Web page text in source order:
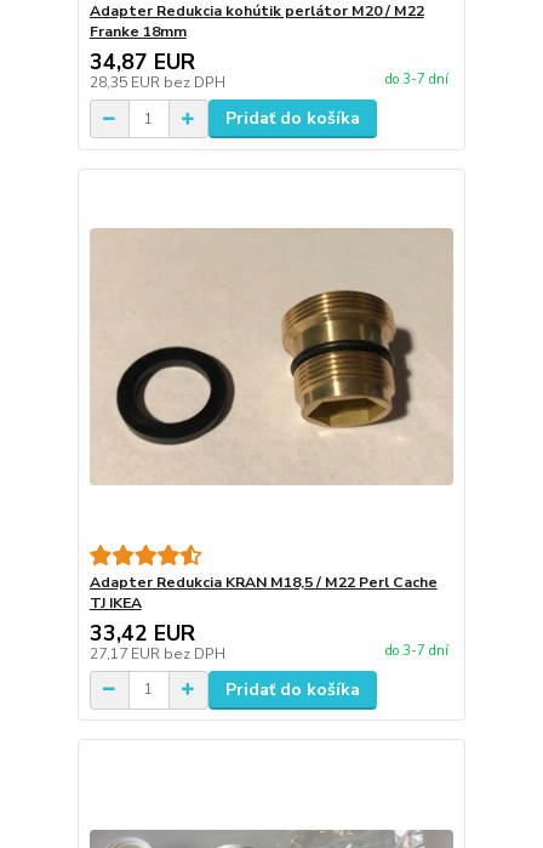
Adapter Redukcia kohútik perlátor M20 / M22
Franke 18mm
34,87 EUR
28,35 EUR bez DPH do 3-7 dní
Pridať do košíka
Adapter Redukcia KRAN M18,5 / M22 Perl Cache
TJ IKEA
33,42 EUR
27,17 EUR bez DPH do 3-7 dní
Pridať do košíka